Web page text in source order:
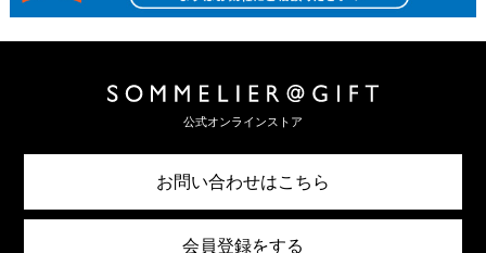
公式オンラインストア
お問い合わせはこちら
会員登録をする